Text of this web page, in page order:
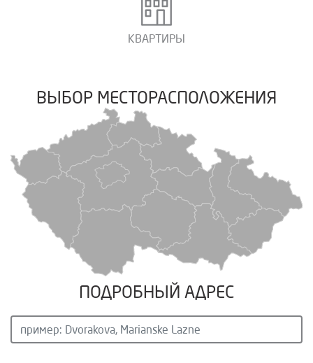
КВАРТИРЫ
ВЫБОР МЕСТОРАСПОЛОЖЕНИЯ
ПОДРОБНЫЙ АДРЕС